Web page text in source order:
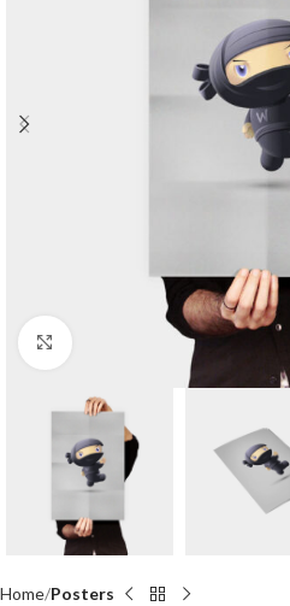
Click to enlarge
Home Posters